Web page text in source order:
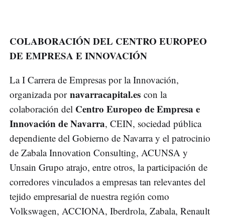
COLABORACIÓN DEL CENTRO EUROPEO
DE EMPRESA E INNOVACIÓN
La I Carrera de Empresas por la Innovación,
organizada por navarracapital.es con la
colaboración del Centro Europeo de Empresa e
Innovación de Navarra, CEIN, sociedad pública
dependiente del Gobierno de Navarra y el patrocinio
de Zabala Innovation Consulting, ACUNSA y
Unsain Grupo atrajo, entre otros, la participación de
corredores vinculados a empresas tan relevantes del
tejido empresarial de nuestra región como
Volkswagen, ACCIONA, Iberdrola, Zabala, Renault